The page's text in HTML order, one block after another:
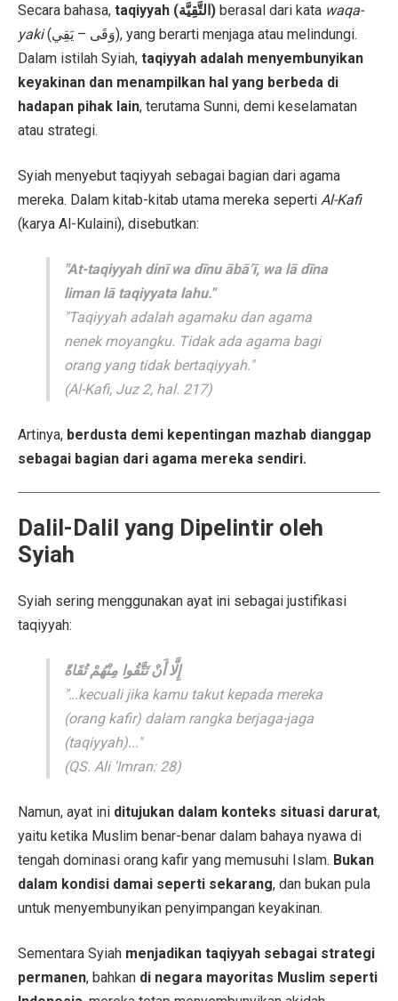
Secara bahasa, taqiyyah (التَّقِيَّة) berasal dari kata waqa-
yaki(وَقَى – يَقِي), yang berarti menjaga atau melindungi.
Dalam istilah Syiah, taqiyyah adalah menyembunyikan
keyakinan dan menampilkan hal yang berbeda di
hadapan pihak lain, terutama Sunni, demi keselamatan
atau strategi.
Syiah menyebut taqiyyah sebagai bagian dari agama
mereka. Dalam kitab-kitab utama mereka seperti Al-Kafi
(karya Al-Kulaini), disebutkan:
"At-taqiyyah dinī wa dīnu ābā’ī, wa lā dīna
liman lā taqiyyata lahu."
"Taqiyyah adalah agamaku dan agama
nenek moyangku. Tidak ada agama bagi
orang yang tidak bertaqiyyah."
(Al-Kafi, Juz 2, hal. 217)
Artinya, berdusta demi kepentingan mazhab dianggap
sebagai bagian dari agama mereka sendiri.
Dalil-Dalil yang Dipelintir oleh
Syiah
Syiah sering menggunakan ayat ini sebagai justifikasi
taqiyyah:
إِلَّا أَنْ تَتَّقُوا مِنْهُمْ تُقَاةً
"...kecuali jika kamu takut kepada mereka
(orang kafir) dalam rangka berjaga-jaga
(taqiyyah)..."
(QS. Ali 'Imran: 28)
Namun, ayat ini ditujukan dalam konteks situasi darurat,
yaitu ketika Muslim benar-benar dalam bahaya nyawa di
tengah dominasi orang kafir yang memusuhi Islam. Bukan
dalam kondisi damai seperti sekarang, dan bukan pula
untuk menyembunyikan penyimpangan keyakinan.
Sementara Syiah menjadikan taqiyyah sebagai strategi
permanen, bahkan di negara mayoritas Muslim seperti